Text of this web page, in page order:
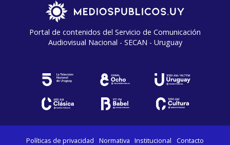
Portal de contenidos del Servicio de Comunicación
Audiovisual Nacional - SECAN - Uruguay
Políticas de privacidad Normativa Institucional Contacto